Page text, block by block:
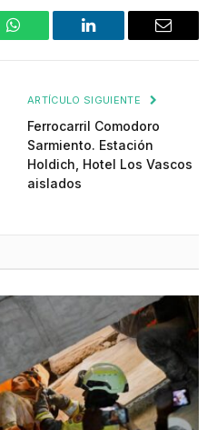
WhatsApp LinkedIn Email
ARTÍCULO SIGUIENTE
Ferrocarril Comodoro
Sarmiento. Estación
Holdich, Hotel Los Vascos
aislados